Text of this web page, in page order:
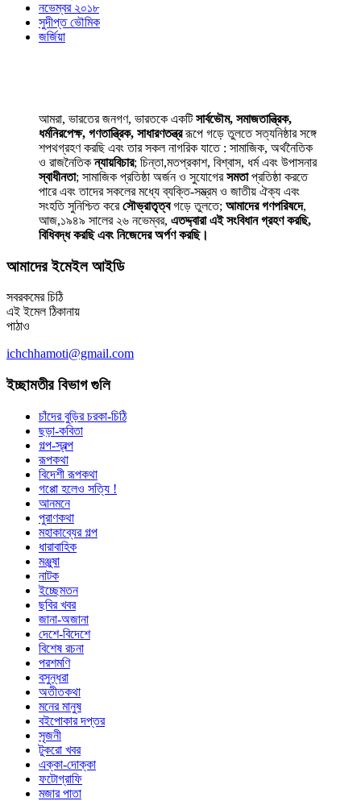
নভেম্বর ২০১৮
সুদীপ্ত ভৌমিক
জর্জিয়া
আমরা, ভারতের জনগণ, ভারতকে একটিসার্বভৌম, সমাজতান্ত্রিক,
ধর্মনিরপেক্ষ, গণতান্ত্রিক, সাধারণতন্ত্ররূপে গড়ে তুলতে সত্যনিষ্ঠার সঙ্গে
শপথগ্রহণ করছি এবং তার সকল নাগরিক যাতে : সামাজিক, অর্থনৈতিক
ও রাজনৈতিকন্যায়বিচার; চিন্তা,মতপ্রকাশ, বিশ্বাস, ধর্ম এবং উপাসনার
স্বাধীনতা; সামাজিক প্রতিষ্ঠা অর্জন ও সুযোগেরসমতাপ্রতিষ্ঠা করতে
পারে এবং তাদের সকলের মধ্যে ব্যক্তি-সম্ভ্রম ও জাতীয় ঐক্য এবং
সংহতি সুনিশ্চিত করেসৌভ্রাতৃত্বগড়ে তুলতে; আমাদের গণপরিষদে,
আজ,১৯৪৯ সালের ২৬ নভেম্বর, এতদ্দ্বারা এই সংবিধান গ্রহণ করছি,
বিধিবদ্ধ করছি এবং নিজেদের অর্পণ করছি।
আমাদের ইমেইল আইডি
সবরকমের চিঠি
এই ইমেল ঠিকানায়
পাঠাও
ichchhamoti@gmail.com
ইচ্ছামতীর বিভাগ গুলি
চাঁদের বুড়ির চরকা-চিঠি
ছড়া-কবিতা
গল্প-স্বল্প
রূপকথা
বিদেশী রূপকথা
গপ্পো হলেও সত্যি !
আনমনে
পুরাণকথা
মহাকাব্যের গল্প
ধারাবাহিক
মঞ্জুষা
নাটক
ইচ্ছেমতন
ছবির খবর
জানা-অজানা
দেশে-বিদেশে
বিশেষ রচনা
পরশমণি
বসুন্ধরা
অতীতকথা
মনের মানুষ
বইপোকার দপ্তর
সৃজনী
টুকরো খবর
এক্কা-দোক্কা
ফটোগ্রাফি
মজার পাতা